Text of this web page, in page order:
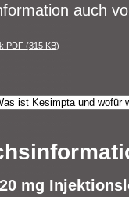
auch
PDF (315 KB)
20 mg